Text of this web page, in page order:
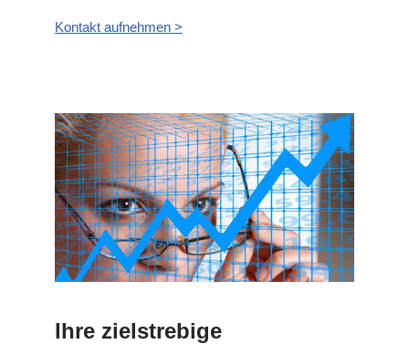
Kontakt aufnehmen >
Ihre zielstrebige